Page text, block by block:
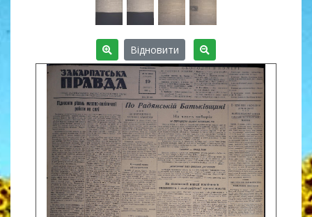
Відновити